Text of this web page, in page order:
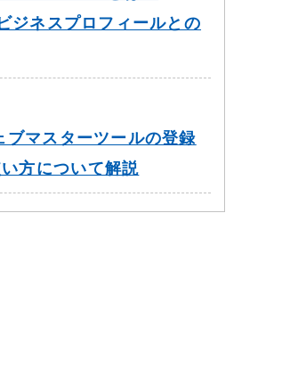
ジネスプロフィールとの
マスターツールの登録
方について解説